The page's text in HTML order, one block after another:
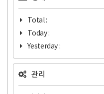
Total :
Today :
Yesterday :
관리